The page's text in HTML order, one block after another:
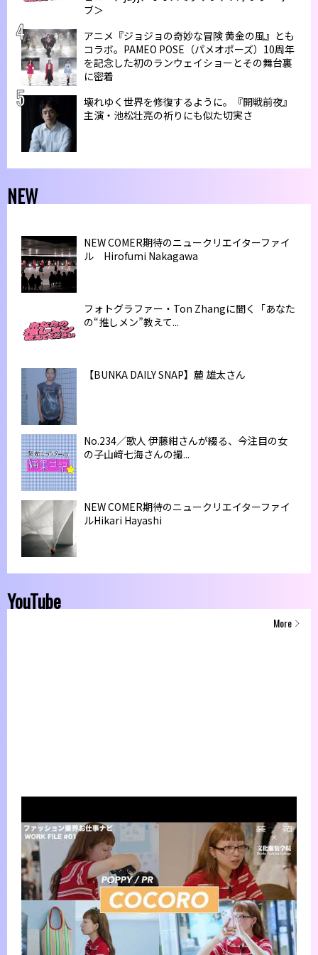
ブ＞
アニメ『ジョジョの奇妙な冒険 黄金の風』とも
コラボ。PAMEO POSE（パメオポーズ）10周年
を記念した初のランウェイショーとその舞台裏
に密着
壊れゆく世界を修復するように。『開戦前夜』
主演・池松壮亮の祈りにも似た切実さ
NEW
NEW COMER期待のニュークリエイターファイ
ル Hirofumi Nakagawa
フォトグラファー・Ton Zhangに聞く「あなた
の“推しメン”教えて...
【BUNKA DAILY SNAP】麓 雄太さん
No.234／歌人 伊藤紺さんが綴る、今注目の女
の子山﨑七海さんの撮...
NEW COMER期待のニュークリエイターファイ
ルHikari Hayashi
YouTube
More